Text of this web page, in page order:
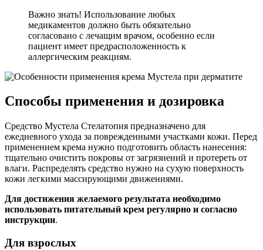
Важно знать! Использование любых
медикаментов должно быть обязательно
согласовано с лечащим врачом, особенно если
пациент имеет предрасположенность к
аллергическим реакциям.
Способы применения и дозировка
Средство Мустела Стелатопия предназначено для
ежедневного ухода за поврежденными участками кожи. Перед
применением крема нужно подготовить область нанесения:
тщательно очистить покровы от загрязнений и протереть от
влаги. Распределять средство нужно на сухую поверхность
кожи легкими массирующими движениями.
Для достижения желаемого результата необходимо
использовать питательный крем регулярно и согласно
инструкции.
Для взрослых